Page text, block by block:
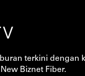
terkini dengan
Biznet Fiber.